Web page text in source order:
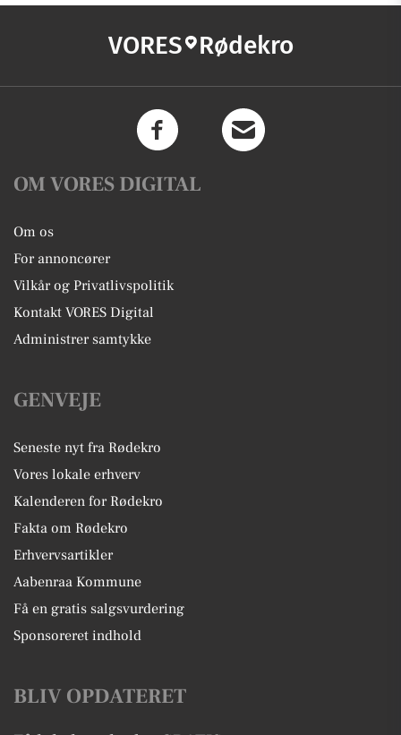
VORES Rødekro
OM VORES DIGITAL
Om os
For annoncører
Vilkår og Privatlivspolitik
Kontakt VORES Digital
Administrer samtykke
GENVEJE
Seneste nyt fra Rødekro
Vores lokale erhverv
Kalenderen for Rødekro
Fakta om Rødekro
Erhvervsartikler
Aabenraa Kommune
Få en gratis salgsvurdering
Sponsoreret indhold
BLIV OPDATERET